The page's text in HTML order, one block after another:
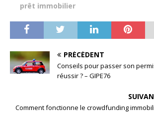
prêt immobilier
PRÉCÉDENT
Conseils pour passer son
réussir ? – GIPE76
Comment fonctionne le crowdfunding